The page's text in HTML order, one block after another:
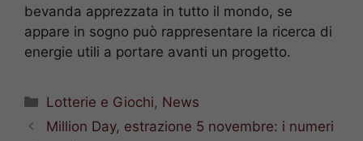
bevanda apprezzata in tutto il mondo, se
appare in sogno può rappresentare la ricerca di
energie utili a portare avanti un progetto.
Categorie
Lotterie e Giochi, News
Million Day, estrazione 5 novembre: i numeri